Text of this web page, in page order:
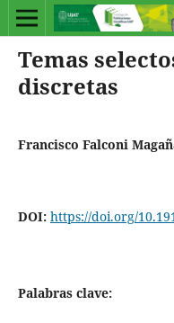
Temas
discretas
Francisco Falconi
DOI: https://doi.org/
Palabras clave: